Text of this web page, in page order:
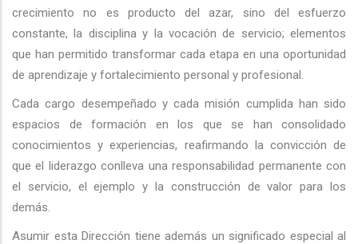
crecimiento no es producto del azar, sino del esfuerzo
constante, la disciplina y la vocación de servicio; elementos
que han permitido transformar cada etapa en una oportunidad
de aprendizaje y fortalecimiento personal y profesional.
Cada cargo desempeñado y cada misión cumplida han sido
espacios de formación en los que se han consolidado
conocimientos y experiencias, reafirmando la convicción de
que el liderazgo conlleva una responsabilidad permanente con
el servicio, el ejemplo y la construcción de valor para los
demás.
Asumir esta Dirección tiene además un significado especial al